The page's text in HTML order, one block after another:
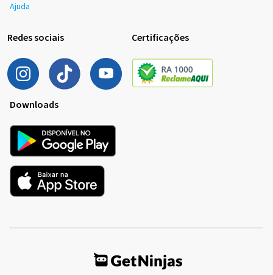
Ajuda
Redes sociais Certificações
Downloads